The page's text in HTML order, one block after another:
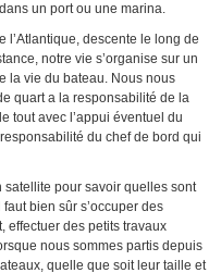
un port ou une marina.
l’Atlantique, descente le long de
notre vie s’organise sur un
la vie du bateau. Nous nous
quart a la responsabilité de la
tout avec l’appui éventuel du
du chef de bord qui
pour savoir quelles sont
bien sûr s’occuper des
effectuer des petits travaux
nous sommes partis depuis
quelle que soit leur taille et